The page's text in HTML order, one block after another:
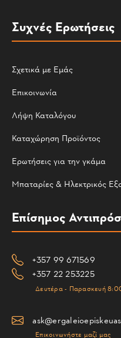
Συχνές Ερωτήσεις
Σχετικά με Εμάς
Επικοινωνία
Λήψη Καταλόγου
Καταχώρηση Προϊόντος
Ερωτήσεις για την γκάμα
Μπαταρίες & Ηλεκτρικός
Επίσημος
+357 99 671569
+357 22 253225
Δευτέρα - Παρασκευή
Επικοινωνήστε μαζί μας